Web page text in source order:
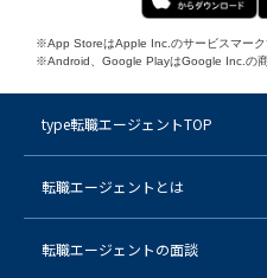
※App StoreはApple Inc.のサービスマーク
※Android、Google PlayはGoogle Inc.の商
type転職エージェントTOP
転職エージェントとは
転職エージェントの面談